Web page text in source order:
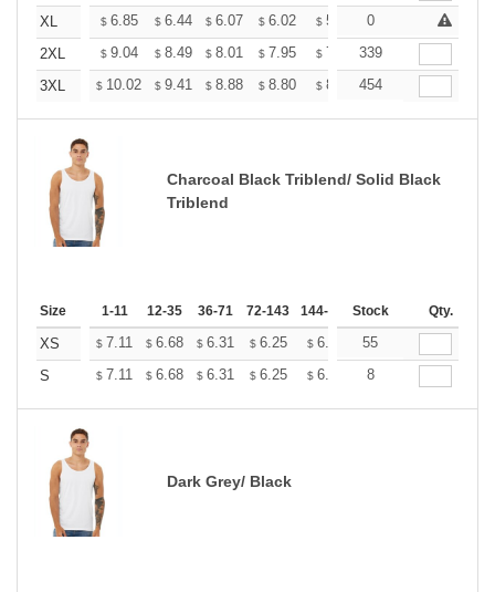
XL
$ 6.85 $ 6.44 $ 6.07 $ 6.02 $ 5.92 $ +
0
2XL
$ 9.04 $ 8.49 $ 8.01 $ 7.95 $ 7.81 $
339
3XL
$ 10.02 $ 9.41 $ 8.88 $ 8.80 $ 8.65 $
454
Charcoal Black Triblend/ Solid Black
Triblend
Size 1-11 12-35 36-71 72-143 144-287 288 + More
Stock Qty.
XS $ 7.11 $ 6.68 $ 6.31 $ 6.25 $ 6.14 $6.09
55
S
$ 7.11 $ 6.68 $ 6.31 $ 6.25 $ 6.14 $6.09
8
Dark Grey/ Black